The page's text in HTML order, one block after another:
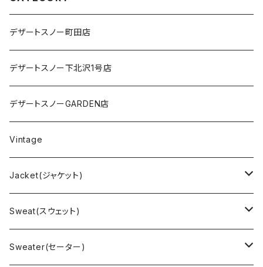
デザートスノー町田店
デザートスノー下北沢1号店
デザートスノーGARDEN店
Vintage
Jacket(ジャケット)
US Military(ユーエスミリタリー)
EURO Military(ユーロミリタリー）
Sweat(スウェット)
Champion(チャンピオン)
Sweater(セーター)